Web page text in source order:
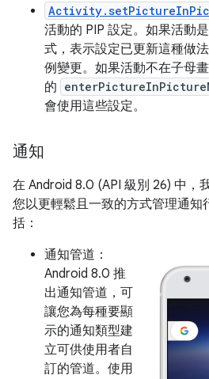
活動的 PIP 設定。如果活動
式，表示設定已更新這種做
例變更。如果活動不在子母
的
會使用這些設定。
通知
在 Android 8.0 (API 級別 26) 中，
您以更輕鬆且一致的方式管理通知
括：
通知管道：
Android 8.0 推
出通知管道，可
讓您為每種要顯
示的通知類型建
立可供使用者自
訂的管道。使用